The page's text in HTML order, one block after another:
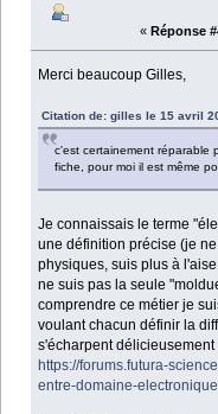
« Réponse
Merci beaucoup Gilles,
Citation de: gilles le 15 avril
c'est certainement réparable
fiche, pour moi il est même
Je connaissais le terme
une définition précise (je
physiques, suis plus à
ne suis pas la seule
comprendre ce métier je
voulant chacun définir la
s'écharpent délicieusement
https://forums.futura-
entre-domaine-